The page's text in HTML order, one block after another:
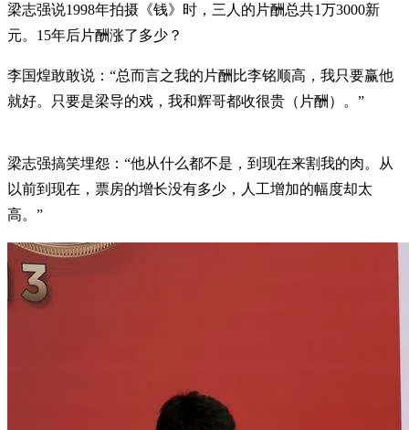
梁志强说1998年拍摄《钱》时，三人的片酬总共1万3000新
元。15年后片酬涨了多少？
李国煌敢敢说：“总而言之我的片酬比李铭顺高，我只要赢他
就好。只要是梁导的戏，我和辉哥都收很贵（片酬）。”
梁志强搞笑埋怨：“他从什么都不是，到现在来割我的肉。从
以前到现在，票房的增长没有多少，人工增加的幅度却太
高。”